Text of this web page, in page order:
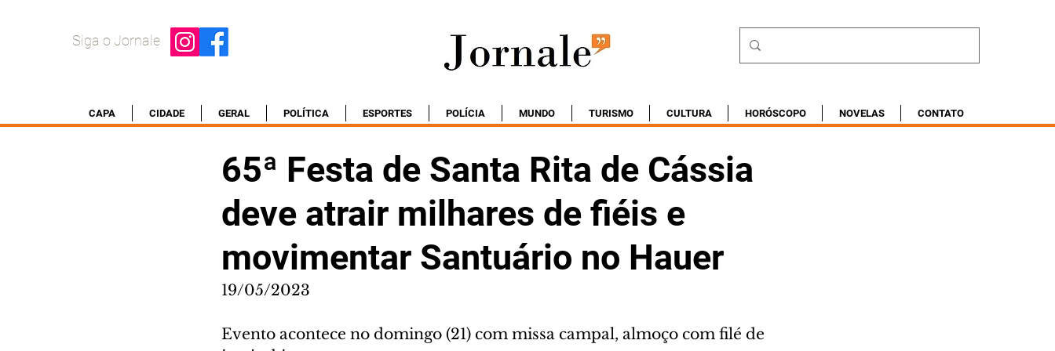
Siga o Jornale
CAPA CIDADE GERAL POLÍTICA ESPORTES POLÍCIA MUNDO TURISMO CULTURA HORÓSCOPO NOVELAS CONTATO
65ª Festa de Santa Rita de Cássia
deve atrair milhares de fiéis e
movimentar Santuário no Hauer
19/05/2023
Evento acontece no domingo (21) com missa campal, almoço com filé de